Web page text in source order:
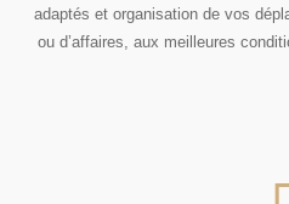
adaptés et organisation de vos
ou d’affaires, aux meilleures